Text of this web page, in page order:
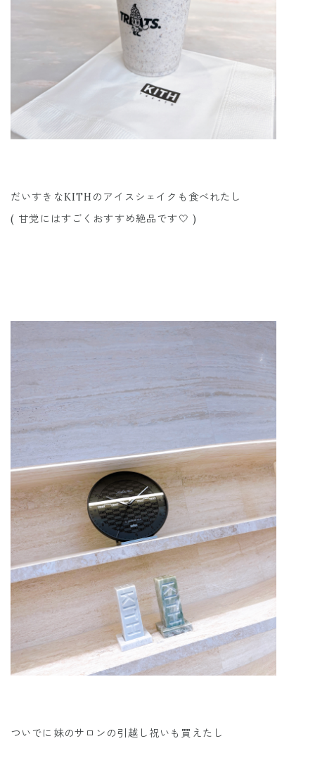
だいすきなKITHのアイスシェイクも食べれたし
( 甘党にはすごくおすすめ絶品です🤍 )
ついでに妹のサロンの引越し祝いも買えたし